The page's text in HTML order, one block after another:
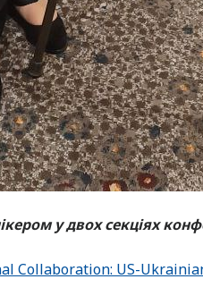
у двох секціях
Collaboration: US-